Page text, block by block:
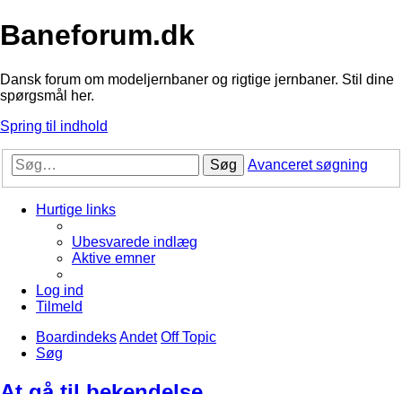
Baneforum.dk
Dansk forum om modeljernbaner og rigtige jernbaner. Stil dine
spørgsmål her.
Spring til indhold
Søg Avanceret søgning
Hurtige links
Ubesvarede indlæg
Aktive emner
Log ind
Tilmeld
BoardindeksAndet Off Topic
Søg